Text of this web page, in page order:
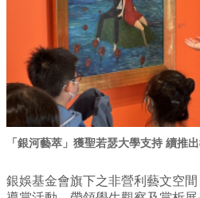
「銀河藝萃」獲聖若瑟大學支持 續推
銀娛基金會旗下之非營利藝文空